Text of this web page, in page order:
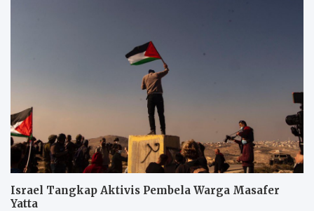
Israel Tangkap Aktivis Pembela Warga Masafer
Yatta